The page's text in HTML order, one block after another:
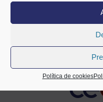
Política de cookies